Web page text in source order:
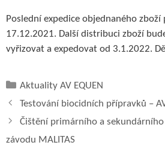
Poslední expedice objednaného zboží
17.12.2021. Další distribuci zboží
vyřizovat a expedovat od 3.1.2022.
Rubriky
Aktuality AV EQUEN
Testování biocidních přípravků –
Čištění primárního a
závodu MALITAS